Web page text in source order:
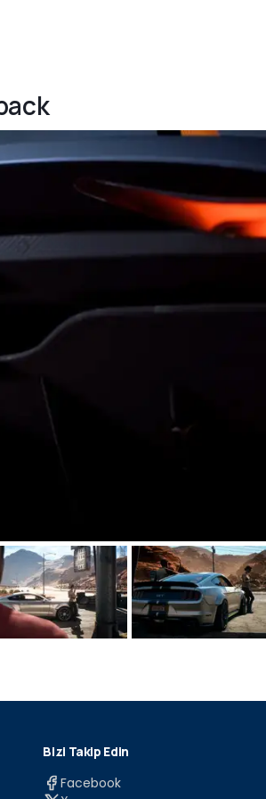
Bizi Takip Edin
Facebook